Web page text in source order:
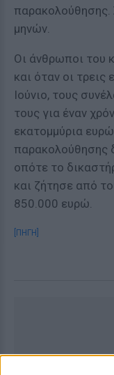
παρακολούθησης.
μηνών.
Οι άνθρωποι του
και όταν οι
Ιούνιο, τους
τους για έναν
εκατομμύρια
παρακολούθησης
οπότε το
και ζήτησε από
850.000 ευρώ.
[ΠΗΓΗ]